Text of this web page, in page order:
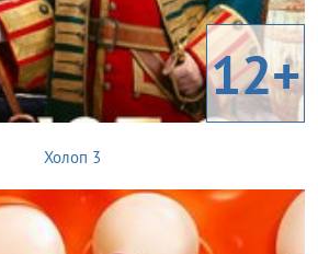
12+
Холоп 3